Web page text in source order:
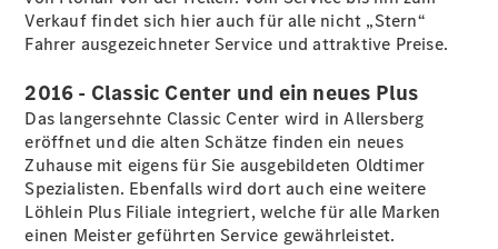
Verkauf findet sich hier auch für alle nicht „Stern“
Fahrer ausgezeichneter Service und attraktive Preise.
2016 - Classic Center und ein neues Plus
Das langersehnte Classic Center wird in Allersberg
eröffnet und die alten Schätze finden ein neues
Zuhause mit eigens für Sie ausgebildeten Oldtimer
Spezialisten. Ebenfalls wird dort auch eine weitere
Löhlein Plus Filiale integriert, welche für alle Marken
einen Meister geführten Service gewährleistet.